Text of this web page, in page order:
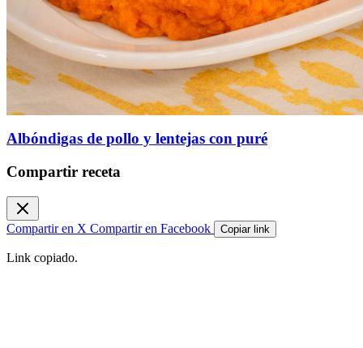
Albóndigas de pollo y lentejas con puré
Compartir receta
Compartir en X Compartir en Facebook Copiar link
Link copiado.